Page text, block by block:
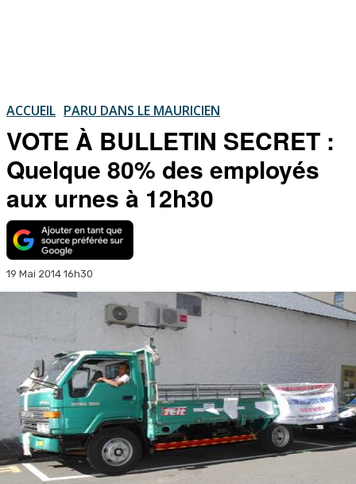
ACCUEIL PARU DANS LE MAURICIEN
VOTE À BULLETIN SECRET :
Quelque 80% des employés
aux urnes à 12h30
19 Mai 2014 16h30